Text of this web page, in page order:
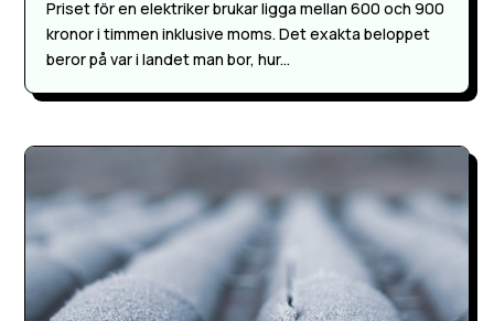
Priset för en elektriker brukar ligga mellan 600 och 900
kronor i timmen inklusive moms. Det exakta beloppet
beror på var i landet man bor, hur...